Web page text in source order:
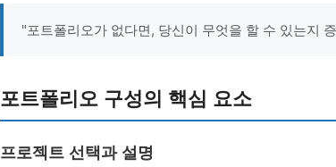
"포트폴리오가 없다면, 당신이 무엇을 할 수 있는지
포트폴리오 구성의 핵심 요소
프로젝트 선택과 설명